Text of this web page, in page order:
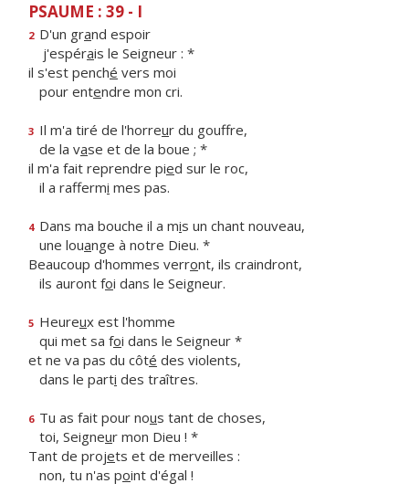
PSAUME : 39 - I
2 D'un grand espoir
j'espérais le Seigneur : *
il s'est penché vers moi
pour entendre mon cri.
3 Il m'a tiré de l'horreur du gouffre,
de la vase et de la boue ; *
il m'a fait reprendre pied sur le roc,
il a raffermi mes pas.
4 Dans ma bouche il a mis un chant nouveau,
une louange à notre Dieu. *
Beaucoup d'hommes verront, ils craindront,
ils auront foi dans le Seigneur.
5 Heureux est l'homme
qui met sa foi dans le Seigneur *
et ne va pas du côté des violents,
dans le parti des traîtres.
6 Tu as fait pour nous tant de choses,
toi, Seigneur mon Dieu ! *
Tant de projets et de merveilles :
non, tu n'as point d'égal !